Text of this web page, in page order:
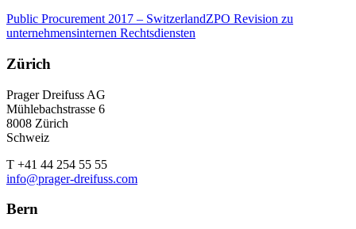
Public Procurement 2017 – SwitzerlandZPO Revision zu
unternehmensinternen Rechtsdiensten
Zürich
Prager Dreifuss AG
Mühlebachstrasse 6
8008 Zürich
Schweiz
T +41 44 254 55 55
info@prager-dreifuss.com
Bern